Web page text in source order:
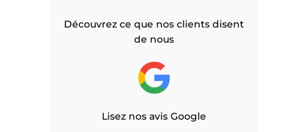
Découvrez ce que nos clients disent
de nous
Lisez nos avis Google